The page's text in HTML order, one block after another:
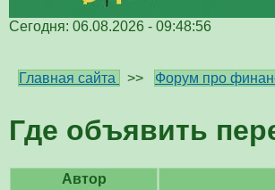
Сегодня: 06.08.2026 - 09:48:56
Главная сайта
>> Форум про
Где объявить
Автор